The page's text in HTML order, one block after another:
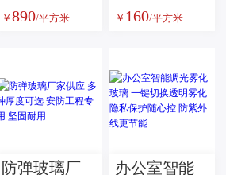
家超强耐磨
玻璃
￥ 890/平方米
家供应单片
璃 甲级复合
防火玻璃 消
防通道安全
￥ 160/平方米
防弹玻璃厂 办公室智能